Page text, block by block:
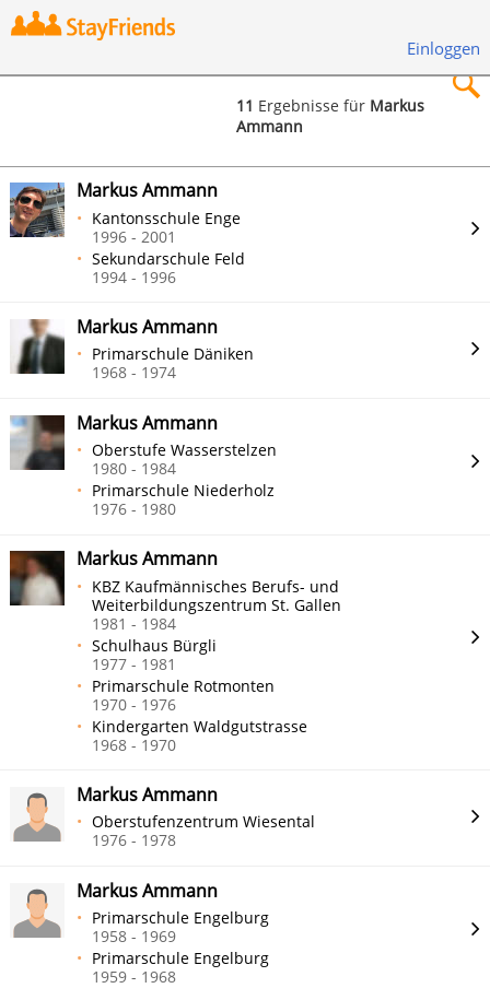
Einloggen
Suchen
11 Ergebnisse für Markus
Ammann
Markus Ammann
Kantonsschule Enge
1996 - 2001
Sekundarschule Feld
1994 - 1996
Markus Ammann
Primarschule Däniken
1968 - 1974
Markus Ammann
Oberstufe Wasserstelzen
1980 - 1984
Primarschule Niederholz
1976 - 1980
Markus Ammann
KBZ Kaufmännisches Berufs- und
Weiterbildungszentrum St. Gallen
1981 - 1984
Schulhaus Bürgli
1977 - 1981
Primarschule Rotmonten
1970 - 1976
Kindergarten Waldgutstrasse
1968 - 1970
Markus Ammann
Oberstufenzentrum Wiesental
1976 - 1978
Markus Ammann
Primarschule Engelburg
1958 - 1969
Primarschule Engelburg
1959 - 1968